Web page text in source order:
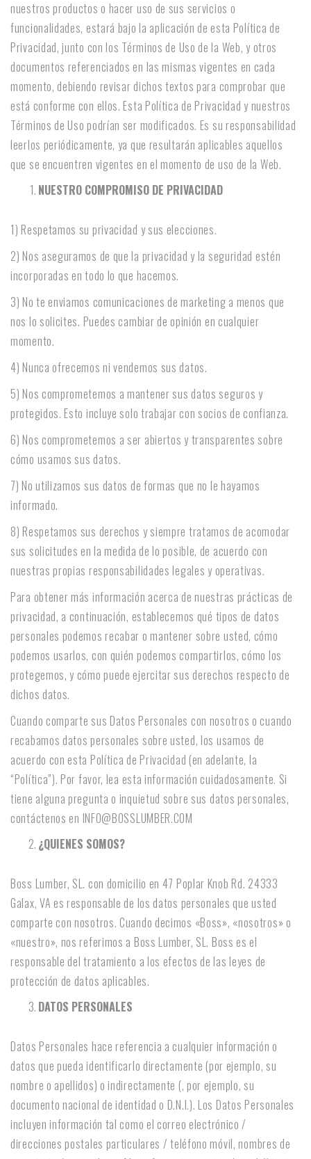
nuestros productos o hacer uso de sus servicios o
funcionalidades, estará bajo la aplicación de esta Política de
Privacidad, junto con los Términos de Uso de la Web, y otros
documentos referenciados en las mismas vigentes en cada
momento, debiendo revisar dichos textos para comprobar que
está conforme con ellos. Esta Política de Privacidad y nuestros
Términos de Uso podrían ser modificados. Es su responsabilidad
leerlos periódicamente, ya que resultarán aplicables aquellos
que se encuentren vigentes en el momento de uso de la Web.
NUESTRO COMPROMISO DE PRIVACIDAD
1) Respetamos su privacidad y sus elecciones.
2) Nos aseguramos de que la privacidad y la seguridad estén
incorporadas en todo lo que hacemos.
3) No te enviamos comunicaciones de marketing a menos que
nos lo solicites. Puedes cambiar de opinión en cualquier
momento.
4) Nunca ofrecemos ni vendemos sus datos.
5) Nos comprometemos a mantener sus datos seguros y
protegidos. Esto incluye solo trabajar con socios de confianza.
6) Nos comprometemos a ser abiertos y transparentes sobre
cómo usamos sus datos.
7) No utilizamos sus datos de formas que no le hayamos
informado.
8) Respetamos sus derechos y siempre tratamos de acomodar
sus solicitudes en la medida de lo posible, de acuerdo con
nuestras propias responsabilidades legales y operativas.
Para obtener más información acerca de nuestras prácticas de
privacidad, a continuación, establecemos qué tipos de datos
personales podemos recabar o mantener sobre usted, cómo
podemos usarlos, con quién podemos compartirlos, cómo los
protegemos, y cómo puede ejercitar sus derechos respecto de
dichos datos.
Cuando comparte sus Datos Personales con nosotros o cuando
recabamos datos personales sobre usted, los usamos de
acuerdo con esta Política de Privacidad (en adelante, la
“Política”). Por favor, lea esta información cuidadosamente. Si
tiene alguna pregunta o inquietud sobre sus datos personales,
contáctenos en INFO@BOSSLUMBER.COM
¿QUIENES SOMOS?
Boss Lumber, SL. con domicilio en 47 Poplar Knob Rd. 24333
Galax, VA es responsable de los datos personales que usted
comparte con nosotros. Cuando decimos «Boss», «nosotros» o
«nuestro», nos referimos a Boss Lumber, SL. Boss es el
responsable del tratamiento a los efectos de las leyes de
protección de datos aplicables.
DATOS PERSONALES
Datos Personales hace referencia a cualquier información o
datos que pueda identificarlo directamente (por ejemplo, su
nombre o apellidos) o indirectamente (, por ejemplo, su
documento nacional de identidad o D.N.I.). Los Datos Personales
incluyen información tal como el correo electrónico /
direcciones postales particulares / teléfono móvil, nombres de